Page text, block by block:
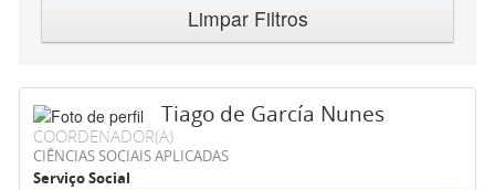
Limpar Filtros
Tiago de García Nunes
COORDENADOR(A)
CIÊNCIAS SOCIAIS APLICADAS
Serviço Social